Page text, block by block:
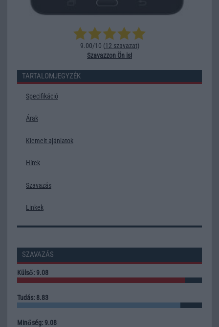
9.00/10 (12 szavazat)
Szavazzon Ön is!
TARTALOMJEGYZÉK
Specifikáció
Árak
Kiemelt ajánlatok
Hírek
Szavazás
Linkek
SZAVAZÁS
Külső: 9.08
Tudás: 8.83
Minőség: 9.08